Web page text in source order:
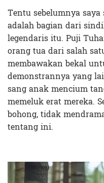
Tentu sebelumnya
adalah bagian dari
legendaris itu. Puji
orang tua dari salah
membawakan bekal
demonstrannya yang
sang anak mencium
memeluk erat mereka.
bohong, tidak
tentang ini.